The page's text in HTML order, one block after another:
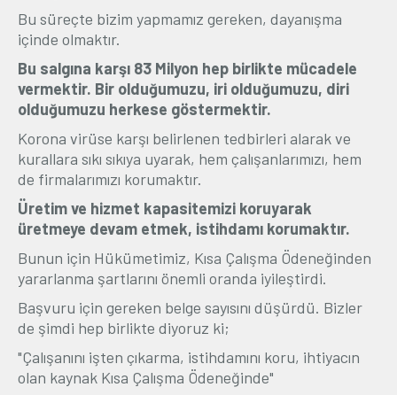
Bu süreçte bizim yapmamız gereken, dayanışma
içinde olmaktır.
Bu salgına karşı 83 Milyon hep birlikte mücadele
vermektir. Bir olduğumuzu, iri olduğumuzu, diri
olduğumuzu herkese göstermektir.
Korona virüse karşı belirlenen tedbirleri alarak ve
kurallara sıkı sıkıya uyarak, hem çalışanlarımızı, hem
de firmalarımızı korumaktır.
Üretim ve hizmet kapasitemizi koruyarak
üretmeye devam etmek, istihdamı korumaktır.
Bunun için Hükümetimiz, Kısa Çalışma Ödeneğinden
yararlanma şartlarını önemli oranda iyileştirdi.
Başvuru için gereken belge sayısını düşürdü. Bizler
de şimdi hep birlikte diyoruz ki;
"Çalışanını işten çıkarma, istihdamını koru, ihtiyacın
olan kaynak Kısa Çalışma Ödeneğinde"